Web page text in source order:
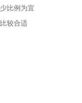
比例为宜
较合适